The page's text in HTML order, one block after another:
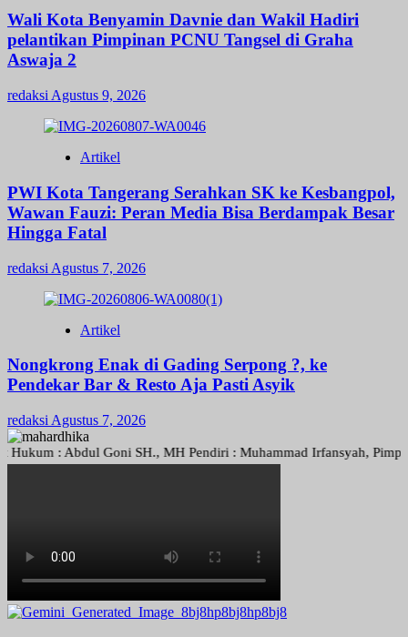
Wali Kota Benyamin Davnie dan Wakil Hadiri
pelantikan Pimpinan PCNU Tangsel di Graha
Aswaja 2
redaksi Agustus 9, 2026
Artikel
PWI Kota Tangerang Serahkan SK ke Kesbangpol,
Wawan Fauzi: Peran Media Bisa Berdampak Besar
Hingga Fatal
redaksi Agustus 7, 2026
Artikel
Nongkrong Enak di Gading Serpong ?, ke
Pendekar Bar & Resto Aja Pasti Asyik
redaksi Agustus 7, 2026
: Abdul Goni SH., MH Pendiri : Muhammad Irfansyah,